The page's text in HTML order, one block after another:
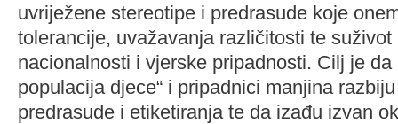
uvriježene stereotipe i predrasude koje
tolerancije, uvažavanja različitosti te suživot
nacionalnosti i vjerske pripadnosti. Cilj je da
populacija djece“ i pripadnici manjina
predrasude i etiketiranja te da izađu izvan